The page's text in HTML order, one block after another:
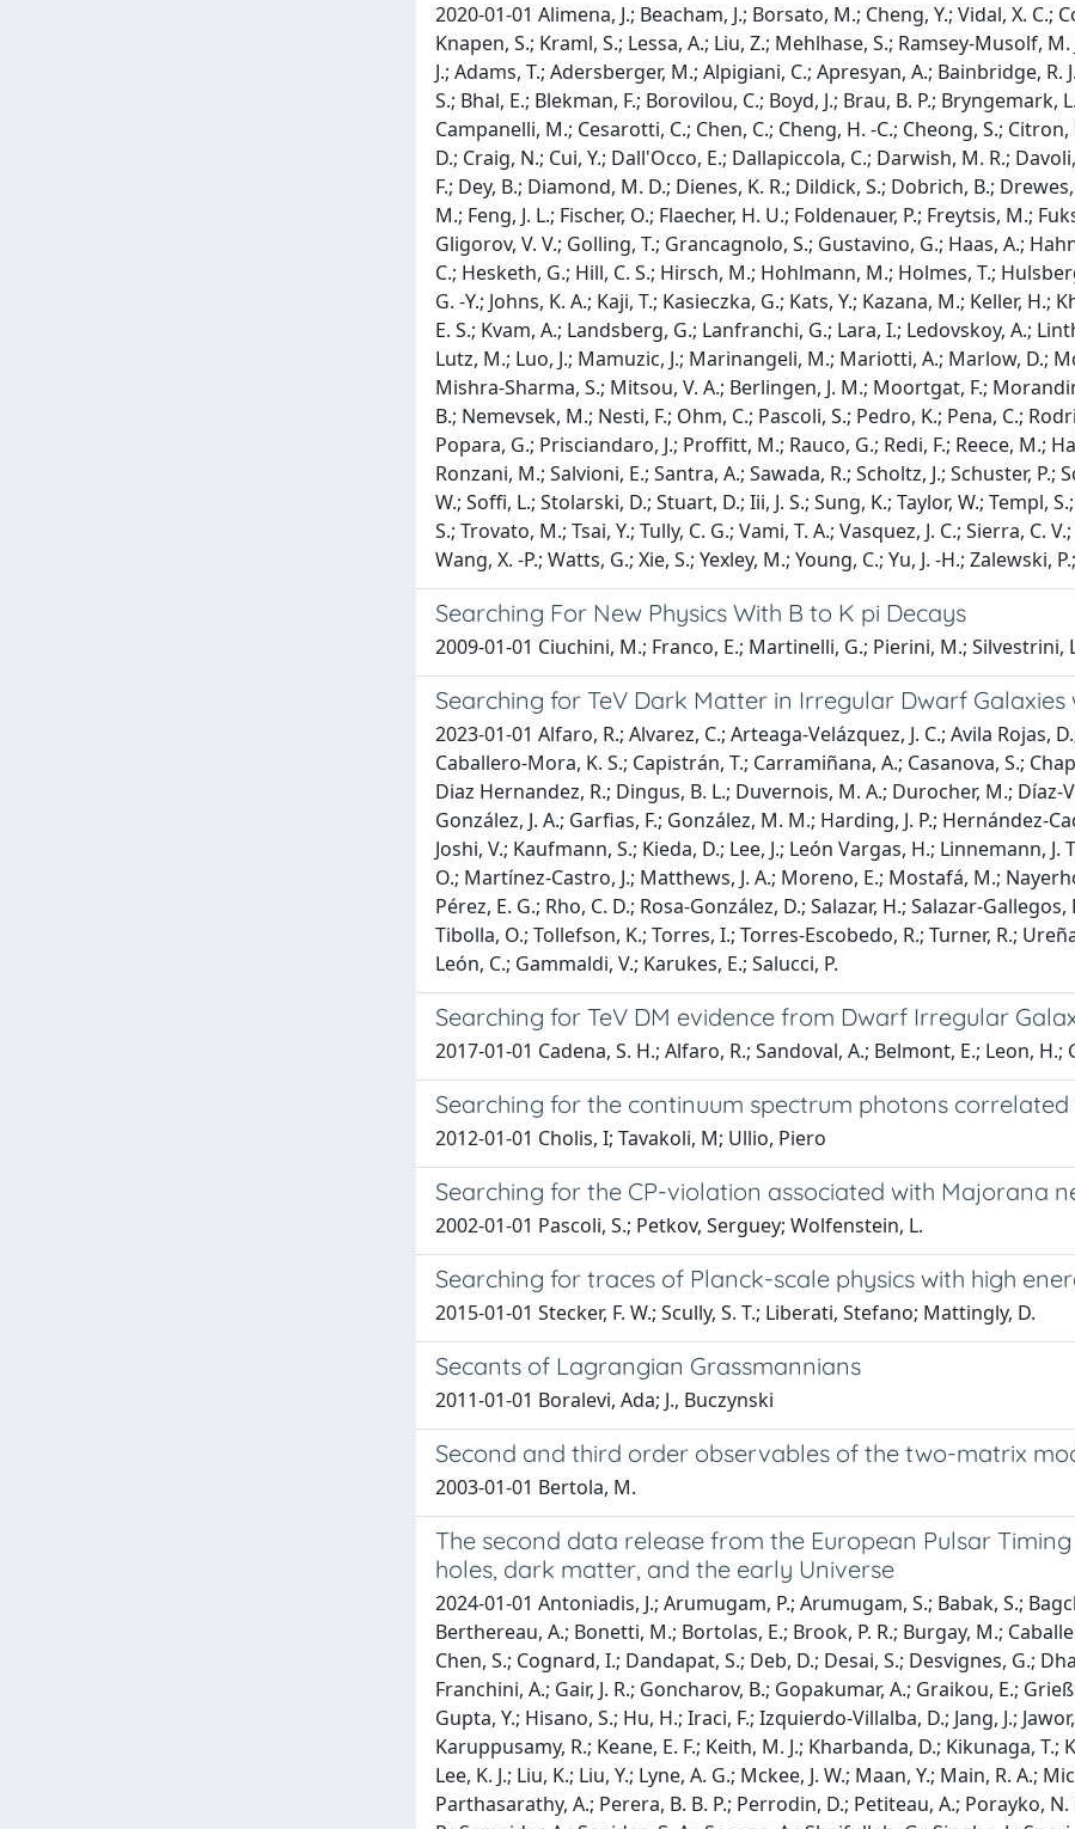
2020-01-01 Alimena, J.; Beacham, J.; Borsato, M.; Cheng, Y.; Vidal, X. C.;
Knapen, S.; Kraml, S.; Lessa, A.; Liu, Z.; Mehlhase, S.; Ramsey-Musolf,
J.; Adams, T.; Adersberger, M.; Alpigiani, C.; Apresyan, A.; Bainbridge,
S.; Bhal, E.; Blekman, F.; Borovilou, C.; Boyd, J.; Brau, B. P.;
Campanelli, M.; Cesarotti, C.; Chen, C.; Cheng, H. -C.; Cheong, S.;
D.; Craig, N.; Cui, Y.; Dall'Occo, E.; Dallapiccola, C.; Darwish, M. R.;
F.; Dey, B.; Diamond, M. D.; Dienes, K. R.; Dildick, S.; Dobrich, B.;
M.; Feng, J. L.; Fischer, O.; Flaecher, H. U.; Foldenauer, P.; Freytsis, M.;
Gligorov, V. V.; Golling, T.; Grancagnolo, S.; Gustavino, G.; Haas, A.;
C.; Hesketh, G.; Hill, C. S.; Hirsch, M.; Hohlmann, M.; Holmes, T.;
G. -Y.; Johns, K. A.; Kaji, T.; Kasieczka, G.; Kats, Y.; Kazana, M.; Keller,
E. S.; Kvam, A.; Landsberg, G.; Lanfranchi, G.; Lara, I.; Ledovskoy, A.;
Lutz, M.; Luo, J.; Mamuzic, J.; Marinangeli, M.; Mariotti, A.; Marlow, D.;
Mishra-Sharma, S.; Mitsou, V. A.; Berlingen, J. M.; Moortgat, F.;
B.; Nemevsek, M.; Nesti, F.; Ohm, C.; Pascoli, S.; Pedro, K.; Pena, C.;
Popara, G.; Prisciandaro, J.; Proffitt, M.; Rauco, G.; Redi, F.; Reece, M.;
Ronzani, M.; Salvioni, E.; Santra, A.; Sawada, R.; Scholtz, J.; Schuster, P.;
W.; Soffi, L.; Stolarski, D.; Stuart, D.; Iii, J. S.; Sung, K.; Taylor, W.; Templ,
S.; Trovato, M.; Tsai, Y.; Tully, C. G.; Vami, T. A.; Vasquez, J. C.; Sierra, C.
Wang, X. -P.; Watts, G.; Xie, S.; Yexley, M.; Young, C.; Yu, J. -H.; Zalewski,
Searching For New Physics With B to K pi Decays
2009-01-01 Ciuchini, M.; Franco, E.; Martinelli, G.; Pierini, M.; Silvestrini,
Searching for TeV Dark Matter in Irregular Dwarf
2023-01-01 Alfaro, R.; Alvarez, C.; Arteaga-Velázquez, J. C.; Avila Rojas,
Caballero-Mora, K. S.; Capistrán, T.; Carramiñana, A.; Casanova, S.;
Diaz Hernandez, R.; Dingus, B. L.; Duvernois, M. A.; Durocher, M.; Díaz-
González, J. A.; Garfias, F.; González, M. M.; Harding, J. P.; Hernández-
Joshi, V.; Kaufmann, S.; Kieda, D.; Lee, J.; León Vargas, H.; Linnemann,
O.; Martínez-Castro, J.; Matthews, J. A.; Moreno, E.; Mostafá, M.;
Pérez, E. G.; Rho, C. D.; Rosa-González, D.; Salazar, H.; Salazar-
Tibolla, O.; Tollefson, K.; Torres, I.; Torres-Escobedo, R.; Turner, R.;
León, C.; Gammaldi, V.; Karukes, E.; Salucci, P.
Searching for TeV DM evidence from Dwarf Irregular
2017-01-01 Cadena, S. H.; Alfaro, R.; Sandoval, A.; Belmont, E.; Leon, H.;
Searching for the continuum spectrum photons
2012-01-01 Cholis, I; Tavakoli, M; Ullio, Piero
Searching for the CP-violation associated with Majorana
2002-01-01 Pascoli, S.; Petkov, Serguey; Wolfenstein, L.
Searching for traces of Planck-scale physics with high
2015-01-01 Stecker, F. W.; Scully, S. T.; Liberati, Stefano; Mattingly, D.
Secants of Lagrangian Grassmannians
2011-01-01 Boralevi, Ada; J., Buczynski
Second and third order observables of the two-matrix
2003-01-01 Bertola, M.
The second data release from the European Pulsar
holes, dark matter, and the early Universe
2024-01-01 Antoniadis, J.; Arumugam, P.; Arumugam, S.; Babak, S.;
Berthereau, A.; Bonetti, M.; Bortolas, E.; Brook, P. R.; Burgay, M.;
Chen, S.; Cognard, I.; Dandapat, S.; Deb, D.; Desai, S.; Desvignes, G.;
Franchini, A.; Gair, J. R.; Goncharov, B.; Gopakumar, A.; Graikou, E.;
Gupta, Y.; Hisano, S.; Hu, H.; Iraci, F.; Izquierdo-Villalba, D.; Jang, J.;
Karuppusamy, R.; Keane, E. F.; Keith, M. J.; Kharbanda, D.; Kikunaga,
Lee, K. J.; Liu, K.; Liu, Y.; Lyne, A. G.; Mckee, J. W.; Maan, Y.; Main, R. A.;
Parthasarathy, A.; Perera, B. B. P.; Perrodin, D.; Petiteau, A.; Porayko,